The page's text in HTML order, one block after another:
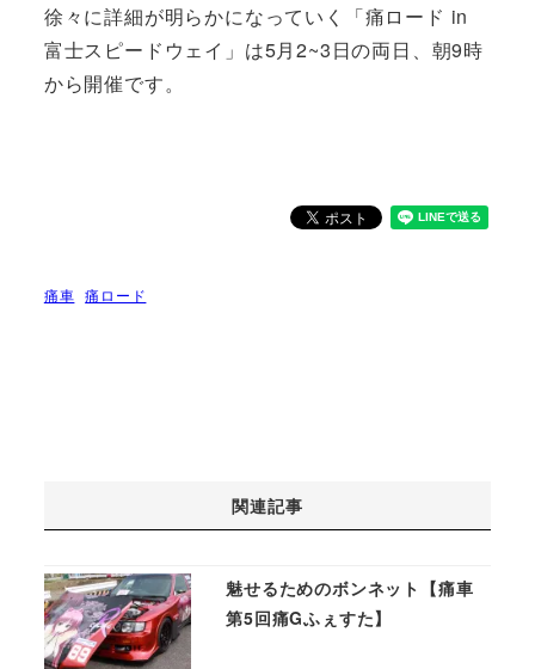
徐々に詳細が明らかになっていく「痛ロード in
富士スピードウェイ」は5月2~3日の両日、朝9時
から開催です。
痛車 痛ロード
関連記事
魅せるためのボンネット【痛車
第5回痛Gふぇすた】